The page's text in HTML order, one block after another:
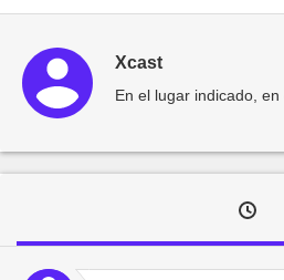
Xcast
En el lugar indicado, en